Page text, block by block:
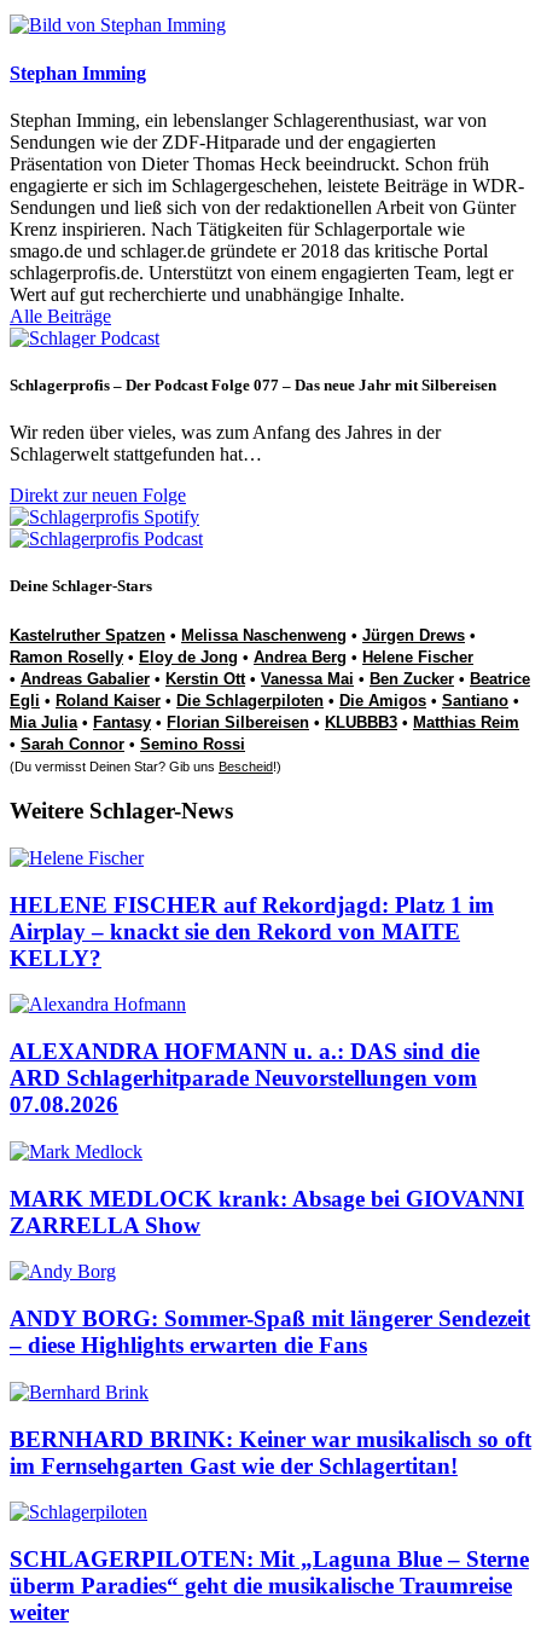
Stephan Imming
Stephan Imming, ein lebenslanger Schlagerenthusiast, war von
Sendungen wie der ZDF-Hitparade und der engagierten
Präsentation von Dieter Thomas Heck beeindruckt. Schon früh
engagierte er sich im Schlagergeschehen, leistete Beiträge in WDR-
Sendungen und ließ sich von der redaktionellen Arbeit von Günter
Krenz inspirieren. Nach Tätigkeiten für Schlagerportale wie
smago.de und schlager.de gründete er 2018 das kritische Portal
schlagerprofis.de. Unterstützt von einem engagierten Team, legt er
Wert auf gut recherchierte und unabhängige Inhalte.
Alle Beiträge
Schlagerprofis – Der Podcast Folge 077 – Das neue Jahr mit Silbereisen
Wir reden über vieles, was zum Anfang des Jahres in der
Schlagerwelt stattgefunden hat…
Direkt zur neuen Folge
Deine Schlager-Stars
Kastelruther Spatzen • Melissa Naschenweng • Jürgen Drews •
Ramon Roselly • Eloy de Jong • Andrea Berg • Helene Fischer
• Andreas Gabalier • Kerstin Ott• Vanessa Mai • Ben Zucker • Beatrice
Egli • Roland Kaiser • Die Schlagerpiloten • Die Amigos • Santiano •
Mia Julia • Fantasy • Florian Silbereisen • KLUBBB3 • Matthias Reim
• Sarah Connor • Semino Rossi
(Du vermisst Deinen Star? Gib uns Bescheid!)
Weitere Schlager-News
HELENE FISCHER auf Rekordjagd: Platz 1 im
Airplay – knackt sie den Rekord von MAITE
KELLY?
ALEXANDRA HOFMANN u. a.: DAS sind die
ARD Schlagerhitparade Neuvorstellungen vom
07.08.2026
MARK MEDLOCK krank: Absage bei GIOVANNI
ZARRELLA Show
ANDY BORG: Sommer-Spaß mit längerer Sendezeit
– diese Highlights erwarten die Fans
BERNHARD BRINK: Keiner war musikalisch so oft
im Fernsehgarten Gast wie der Schlagertitan!
SCHLAGERPILOTEN: Mit „Laguna Blue – Sterne
überm Paradies“ geht die musikalische Traumreise
weiter